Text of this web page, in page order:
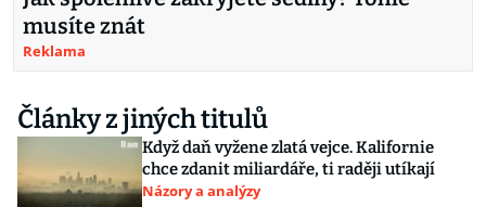
musíte znát
Reklama
Články z jiných titulů
Když daň vyžene zlatá vejce. Kalifornie
chce zdanit miliardáře, ti raději utíkají
Názory a analýzy